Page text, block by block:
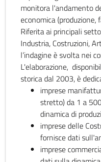
monitora l'andamento
economica
Riferita ai principali
Industria, Costruzioni,
l’indagine è svolta nei
L'elaborazione,
storica dal 2003, è
imprese
stretto) da 1 a
dinamica di
imprese delle
fornisce dati
imprese